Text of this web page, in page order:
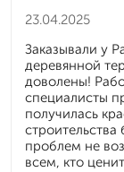
23.04.2025
Заказывали у
деревянной
доволены!
специалисты
получилась
проблем не
всем, кто